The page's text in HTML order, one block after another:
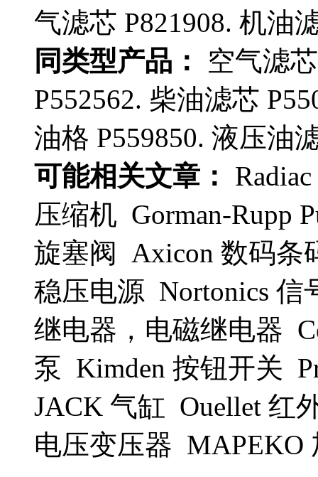
气滤芯 P821908. 机油
同类型产品：
空气滤
P552562. 柴油滤芯
油格 P559850. 液压油
可能相关文章：
压缩机 Gorman-Rupp
旋塞阀 Axicon 数码条
稳压电源 Nortonics 信
继电器，电磁继电器
泵 Kimden 按钮开关
JACK 气缸 Ouellet 红
电压变压器